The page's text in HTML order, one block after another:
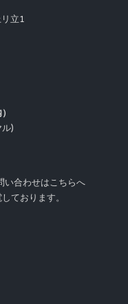
立1
)
い合わせはこちらへ
ております。